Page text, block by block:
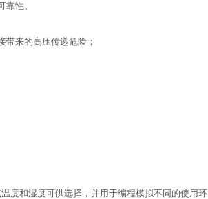
性。
来的高压传递危险；
度和湿度可供选择，并用于编程模拟不同的使用环